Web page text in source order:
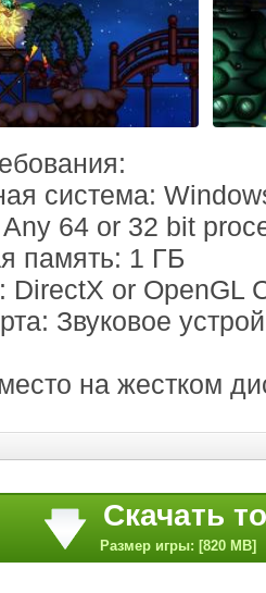
система:
64 or 32 bit
память: 1 ГБ
DirectX or OpenGL
Звуковое
на жестком
Скачать
Размер игры: [820 MB]